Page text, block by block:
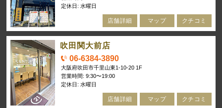
定休日: 水曜日
店舗詳細 マップ クチコミ
吹田関大前店
06-6384-3890
大阪府吹田市千里山東1-10-20 1F
営業時間: 9:30〜19:00
定休日: 水曜日
店舗詳細 マップ クチコミ